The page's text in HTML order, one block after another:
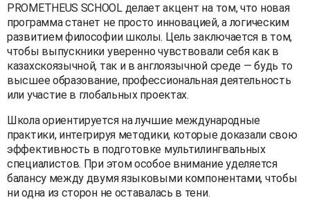
PROMETHEUS SCHOOL делает акцент на том, что новая
программа станет не просто инновацией, а логическим
развитием философии школы. Цель заключается в том,
чтобы выпускники уверенно чувствовали себя как в
казахскоязычной, так и в англоязычной среде — будь то
высшее образование, профессиональная деятельность
или участие в глобальных проектах.
Школа ориентируется на лучшие международные
практики, интегрируя методики, которые доказали свою
эффективность в подготовке мультилингвальных
специалистов. При этом особое внимание уделяется
балансу между двумя языковыми компонентами, чтобы
ни одна из сторон не оставалась в тени.